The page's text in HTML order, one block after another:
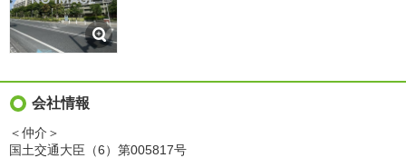
会社情報
＜仲介＞
国土交通大臣（6）第005817号